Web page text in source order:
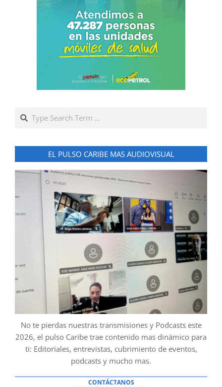
Search
EL PULSO CARIBE MAS AUDIOVISUAL
No te pierdas nuestras transmisiones y Podcasts este
2026, el pulso Caribe trae contenido mas dinámico para
ti: Editoriales, entrevistas, cubrimiento de eventos,
podcasts y mucho mas.
CONTÁCTANOS